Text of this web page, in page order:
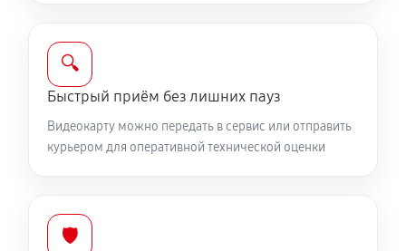
🔍
Быстрый приём без лишних пауз
Видеокарту можно передать в сервис или отправить
курьером для оперативной технической оценки
🛡️